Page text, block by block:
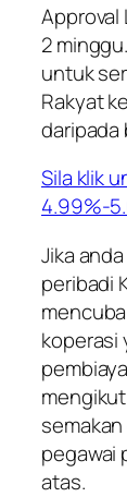
Approval
2
untuk
Rakyat
daripada
Sila klik
4.99%-
Jika
peribadi
koperasi
pegawai
atas.